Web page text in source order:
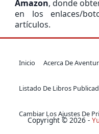
Amazon, donde
en los enlaces/
artículos.
Inicio Acerca De
Listado De Libros
Cambiar Los Ajustes De
Copyright © 2026 -